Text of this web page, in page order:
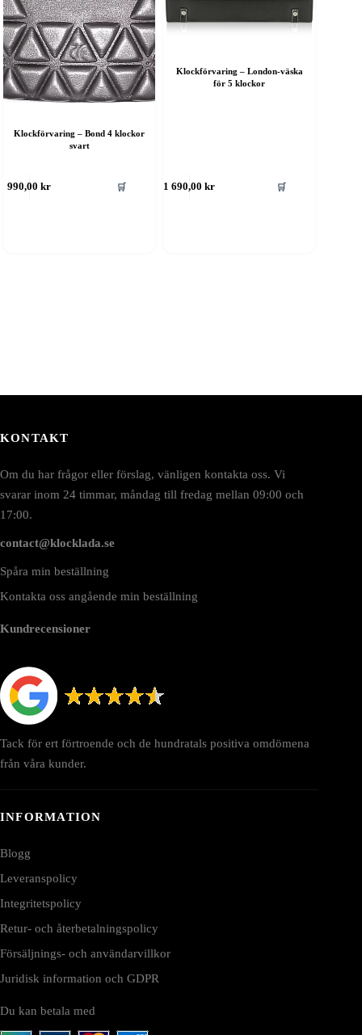
Klockförvaring – Bond 4 klockor
svart
990,00kr 🛒
Klockförvaring – London-väska
för 5 klockor
1 690,00kr 🛒
KONTAKT
Om du har frågor eller förslag, vänligen kontakta oss. Vi
svarar inom 24 timmar, måndag till fredag mellan 09:00 och
17:00.
contact@klocklada.se
Spåra min beställning
Kontakta oss angående min beställning
Kundrecensioner
Tack för ert förtroende och de hundratals positiva omdömena
från våra kunder.
INFORMATION
Blogg
Leveranspolicy
Integritetspolicy
Retur- och återbetalningspolicy
Försäljnings- och användarvillkor
Juridisk information och GDPR
Du kan betala med